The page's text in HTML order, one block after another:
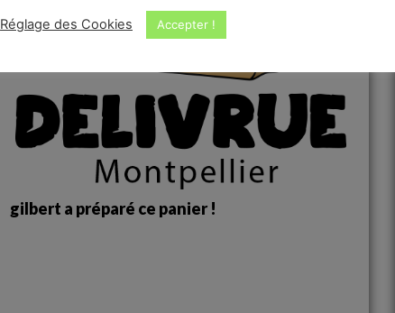
gilbert a préparé ce panier !
Réglage des Cookies Accepter !